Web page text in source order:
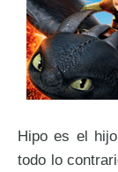
Hipo es el
todo lo